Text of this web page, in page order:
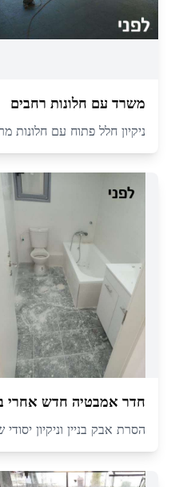
משרד עם חלונות רחבים
ניקיון חלל פתוח עם חלונות
חדר אמבטיה חדש אחרי
הסרת אבק בניין וניקיון